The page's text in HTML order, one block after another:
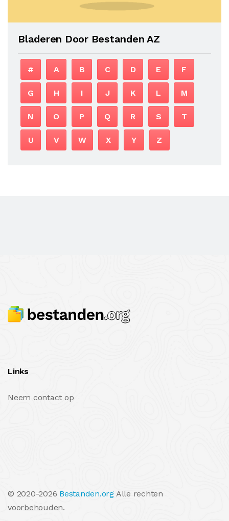
Bladeren Door Bestanden AZ
# A B C D E F
G H I J K L M
N O P Q R S T
U V W X Y Z
Links
Neem contact op
© 2020-2026 Bestanden.org Alle rechten
voorbehouden.